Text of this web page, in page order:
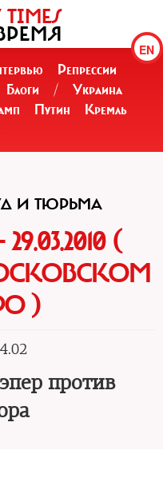
EN
Репрессии
Блоги /
Украина
Путин
Кремль
И ТЮРЬМА
(
)
против